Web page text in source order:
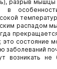
разрыв мышцы
в
распадом
состояние
заболеваний
возникать